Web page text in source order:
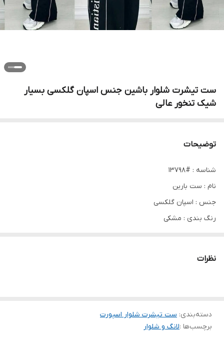
ست تیشرت شلوار باشین جنس اسپان گلکسی بسیار
شیک تنخور عالی
توضیحات
شناسه : #13798
نام : ست بارین
جنس : اسپان گلکسی
رنگ بندی : مشکی
🌹قد آستین از سرشانه حدود ۳۵ سانت
🌹قد شلوار حدود ۱۰۰ سانت
نظرات
دسته‌بندی: ست تیشرت شلوار اسپورت
برچسب‌ها :لانگ و شلوار